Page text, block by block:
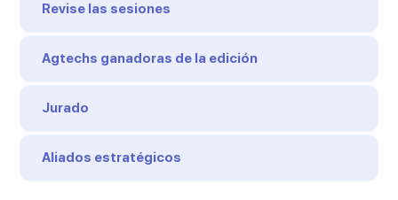
Revise las sesiones
Agtechs ganadoras de la edición
Jurado
Aliados estratégicos